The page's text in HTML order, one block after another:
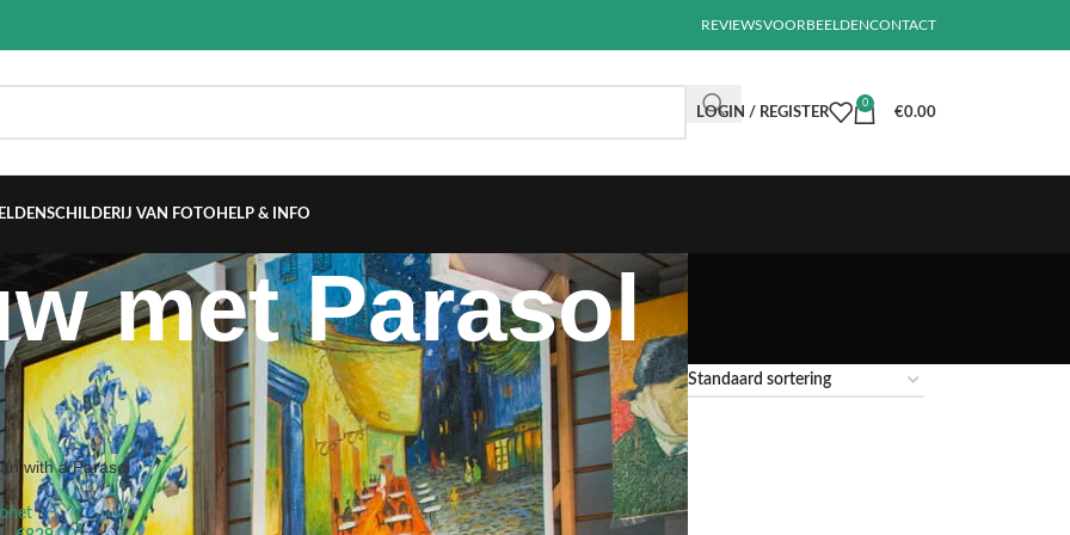
REVIEWSVOORBEELDENCONTACT
LOGIN / REGISTER
0
€0.00
SCHILDERIJ VAN FOTO HELP & INFO
met Parasol
getagged “Vrouw met Parasol” Show 9 24 36
with a Parasol